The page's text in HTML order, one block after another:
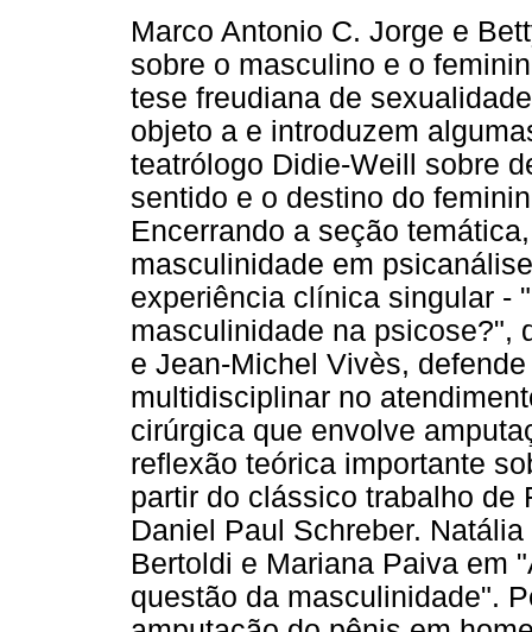
Marco Antonio C. Jorge e
sobre o masculino e o
tese freudiana de
objeto a e introduzem
teatrólogo Didie-Weill sobre
sentido e o destino do
Encerrando a seção
masculinidade em
experiência clínica singular -
masculinidade na psicose?",
e Jean-Michel Vivès,
multidisciplinar no
cirúrgica que envolve
reflexão teórica importante
partir do clássico trabalho de
Daniel Paul Schreber.
Bertoldi e Mariana Paiva em
questão da masculinidade".